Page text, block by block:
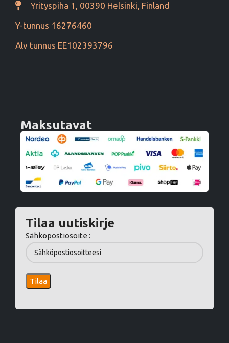
Yrityspiha 1, 00390 Helsinki, Finland
Y-tunnus 16276460
Alv tunnus EE102393796
Maksutavat
Tilaa uutiskirje
Sähköpostiosoite :